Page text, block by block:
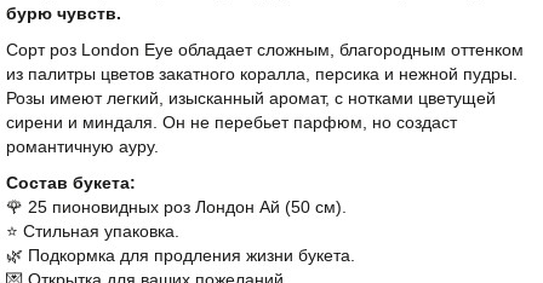
бурю чувств.
Сорт роз London Eye обладает сложным, благородным оттенком
из палитры цветов закатного коралла, персика и нежной пудры.
Розы имеют легкий, изысканный аромат, с нотками цветущей
сирени и миндаля. Он не перебьет парфюм, но создаст
романтичную ауру.
Состав букета:
🌹 25 пионовидных роз Лондон Ай (50 см).
⭐️ Стильная упаковка.
🌿 Подкормка для продления жизни букета.